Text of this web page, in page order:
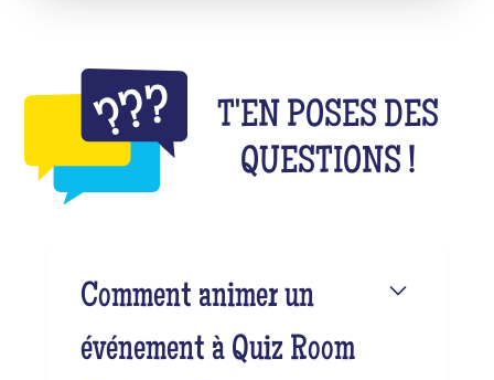
T'EN POSES DES
QUESTIONS !
Comment animer un
événement à Quiz Room